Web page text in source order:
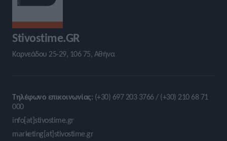
Stivostime.GR
Καρνεάδου 25-29, 106 75, Αθήνα
Τηλέφωνο επικοινωνίας: (+30) 697 203 3766 / (+30) 210 68 71
000
info[at]stivostime.gr
marketing[at]stivostime.gr